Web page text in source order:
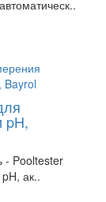
pH,
- Pooltester
ак..